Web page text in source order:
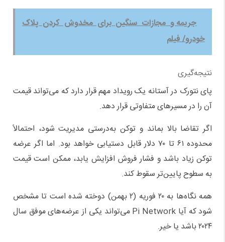
جریمه و مجازات سنگین برای مخدوش کردن پلاک
خودرو/ فیلم
نتیجه‌گیری
پای نتورک در آستانه یک رویداد مهم قرار دارد که می‌تواند قیمت
آن را در مسیرهای متفاوتی قرار دهد.
اگر تقاضا بالا بماند و توکن به‌درستی مدیریت شود، احتمالاً
محدوده ۶۱ تا ۷۰ دلار قابل دستیابی خواهد بود. اما اگر عرضه
توکن زیاد باشد و فشار فروش افزایش یابد، ممکن است قیمت
به سطوح پایین‌تر سقوط کند.
همه نگاه‌ها به ۲۰ فوریه (۲ بهمن) دوخته شده است تا مشخص
شود که آیا Pi Network می‌تواند یکی از عرضه‌های موفق سال
۲۰۲۴ باشد یا خیر.